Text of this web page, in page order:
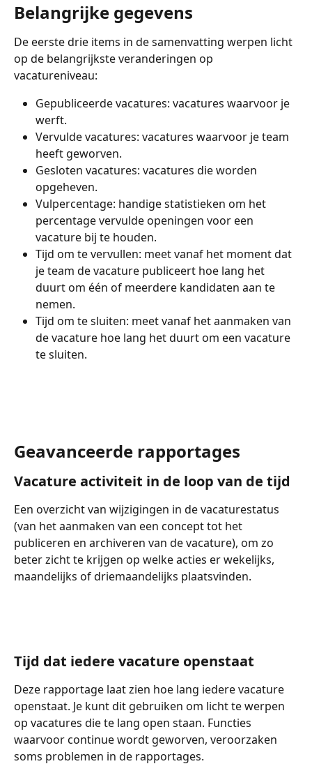
Belangrijke gegevens
De eerste drie items in de samenvatting werpen licht
op de belangrijkste veranderingen op
vacatureniveau:
Gepubliceerde vacatures: vacatures waarvoor je
werft.
Vervulde vacatures: vacatures waarvoor je team
heeft geworven.
Gesloten vacatures: vacatures die worden
opgeheven.
Vulpercentage: handige statistieken om het
percentage vervulde openingen voor een
vacature bij te houden.
Tijd om te vervullen: meet vanaf het moment dat
je team de vacature publiceert hoe lang het
duurt om één of meerdere kandidaten aan te
nemen.
Tijd om te sluiten: meet vanaf het aanmaken van
de vacature hoe lang het duurt om een vacature
te sluiten.
Geavanceerde rapportages
Vacature activiteit in de loop van de tijd
Een overzicht van wijzigingen in de vacaturestatus
(van het aanmaken van een concept tot het
publiceren en archiveren van de vacature), om zo
beter zicht te krijgen op welke acties er wekelijks,
maandelijks of driemaandelijks plaatsvinden.
Tijd dat iedere vacature openstaat
Deze rapportage laat zien hoe lang iedere vacature
openstaat. Je kunt dit gebruiken om licht te werpen
op vacatures die te lang open staan. Functies
waarvoor continue wordt geworven, veroorzaken
soms problemen in de rapportages.